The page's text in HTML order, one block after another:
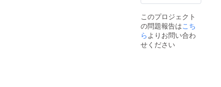
みのお
値段で
す。
※30個以
上希望
・耐荷
重：
800kg
凝固
剤：1袋
このプロジェクト
の問題報告はこち
ら よりお問い合わ
せください